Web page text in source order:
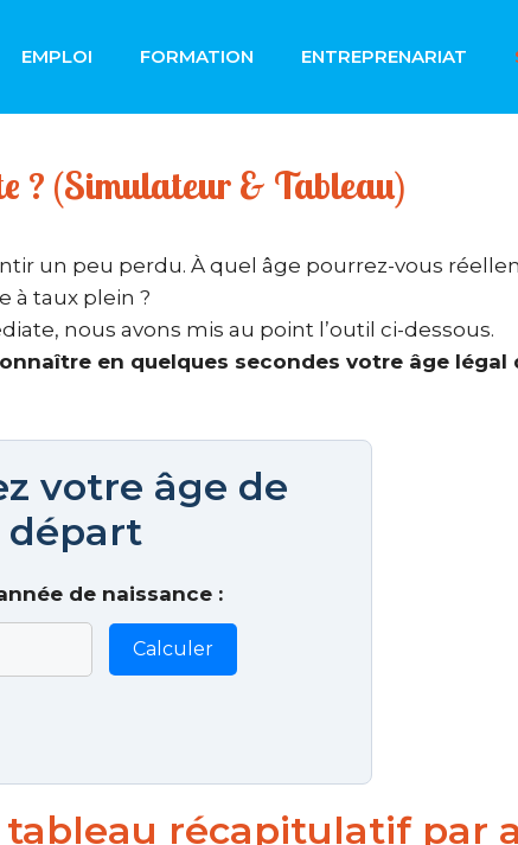
EMPLOI FORMATION ENTREPRENARIAT
? (Simulateur & Tableau)
un peu perdu. À quel âge pourrez-vous
à taux plein ?
nous avons mis au point l’outil ci-dessous.
en quelques secondes votre âge légal
votre âge de
départ
de naissance :
Calculer
récapitulatif par